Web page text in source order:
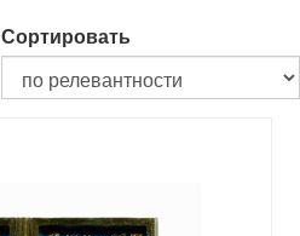
Сортировать